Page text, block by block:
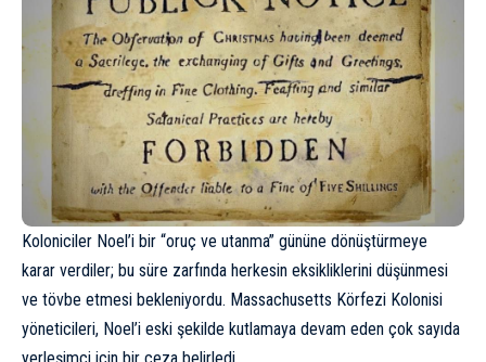
Koloniciler Noel’i bir “oruç ve utanma” gününe dönüştürmeye
karar verdiler; bu süre zarfında herkesin eksikliklerini düşünmesi
ve tövbe etmesi bekleniyordu. Massachusetts Körfezi Kolonisi
yöneticileri, Noel’i eski şekilde kutlamaya devam eden çok sayıda